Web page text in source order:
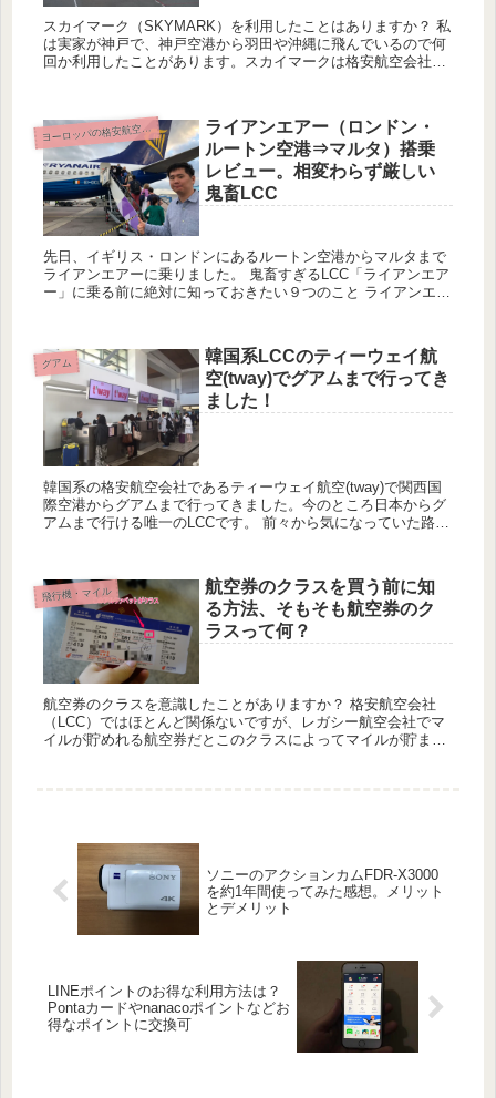
スカイマーク（SKYMARK）を利用したことはありますか？ 私
は実家が神戸で、神戸空港から羽田や沖縄に飛んでいるので何
回か利用したことがあります。スカイマークは格安航空会社
ヨーロッパの格安航空会社（LCC）
ライアンエアー（ロンドン・
ルートン空港⇒マルタ）搭乗
レビュー。相変わらず厳しい
鬼畜LCC
先日、イギリス・ロンドンにあるルートン空港からマルタまで
ライアンエアーに乗りました。 鬼畜すぎるLCC「ライアンエア
ー」に乗る前に絶対に知っておきたい９つのこと ライアンエア
グアム
韓国系LCCのティーウェイ航
空(tway)でグアムまで行ってき
ました！
韓国系の格安航空会社であるティーウェイ航空(tway)で関西国
際空港からグアムまで行ってきました。今のところ日本からグ
アムまで行ける唯一のLCCです。 前々から気になっていた路線
飛行機・マイル
航空券のクラスを買う前に知
る方法、そもそも航空券のク
ラスって何？
航空券のクラスを意識したことがありますか？ 格安航空会社
（LCC）ではほとんど関係ないですが、レガシー航空会社でマ
イルが貯めれる航空券だとこのクラスによってマイルが貯まる
ソニーのアクションカムFDR-X3000
を約1年間使ってみた感想。メリット
とデメリット
LINEポイントのお得な利用方法は？
Pontaカードやnanacoポイントなどお
得なポイントに交換可